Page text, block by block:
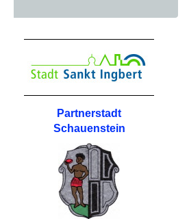
Partnerstadt
Schauenstein